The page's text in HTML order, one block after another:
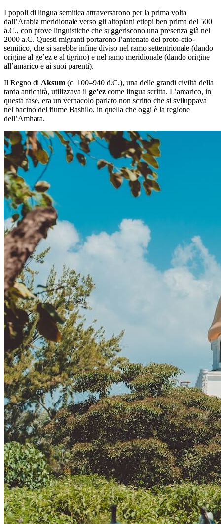
I popoli di lingua semitica attraversarono per la prima volta
dall’Arabia meridionale verso gli altopiani etiopi ben prima del 500
a.C., con prove linguistiche che suggeriscono una presenza già nel
2000 a.C. Questi migranti portarono l’antenato del proto-etio-
semitico, che si sarebbe infine diviso nel ramo settentrionale (dando
origine al ge’ez e al tigrino) e nel ramo meridionale (dando origine
all’amarico e ai suoi parenti).
Il Regno di Aksum (c. 100–940 d.C.), una delle grandi civiltà della
tarda antichità, utilizzava il ge’ez come lingua scritta. L’amarico, in
questa fase, era un vernacolo parlato non scritto che si sviluppava
nel bacino del fiume Bashilo, in quella che oggi è la regione
dell’Amhara.